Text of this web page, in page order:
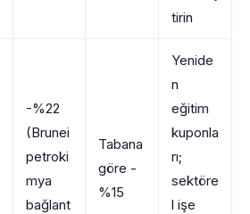
tirin
-%22
(Brunei
petroki
mya
bağlant
Tabana
göre -
%15
Yenide
n
eğitim
kuponla
rı;
sektöre
l işe